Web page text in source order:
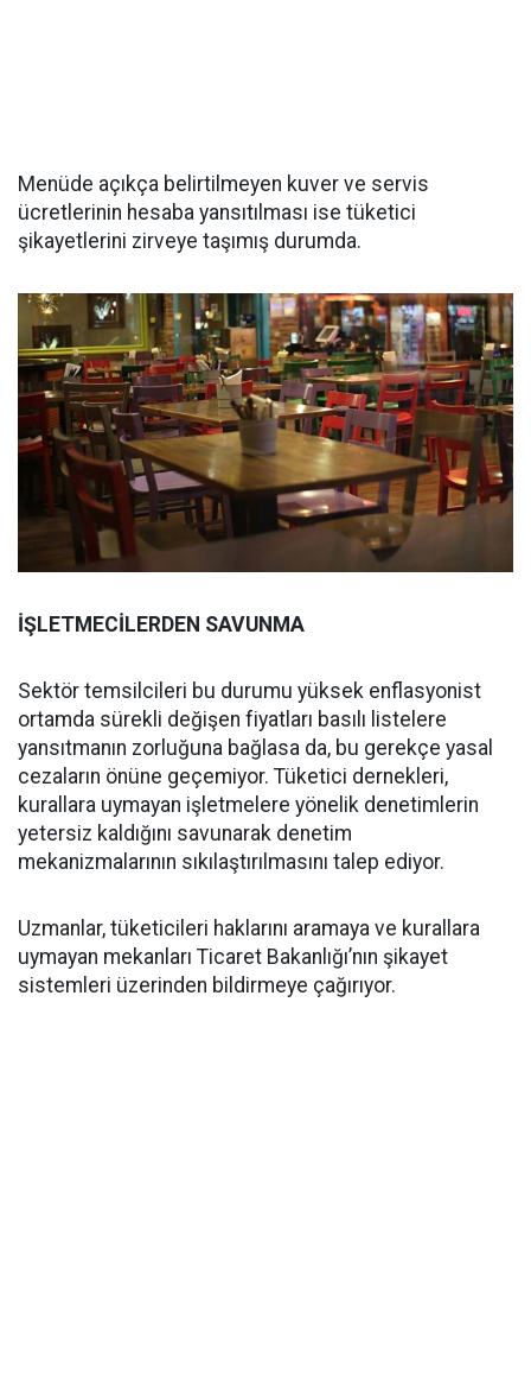
Menüde açıkça belirtilmeyen kuver ve servis
ücretlerinin hesaba yansıtılması ise tüketici
şikayetlerini zirveye taşımış durumda.
İŞLETMECİLERDEN SAVUNMA
Sektör temsilcileri bu durumu yüksek enflasyonist
ortamda sürekli değişen fiyatları basılı listelere
yansıtmanın zorluğuna bağlasa da, bu gerekçe yasal
cezaların önüne geçemiyor. Tüketici dernekleri,
kurallara uymayan işletmelere yönelik denetimlerin
yetersiz kaldığını savunarak denetim
mekanizmalarının sıkılaştırılmasını talep ediyor.
Uzmanlar, tüketicileri haklarını aramaya ve kurallara
uymayan mekanları Ticaret Bakanlığı’nın şikayet
sistemleri üzerinden bildirmeye çağırıyor.